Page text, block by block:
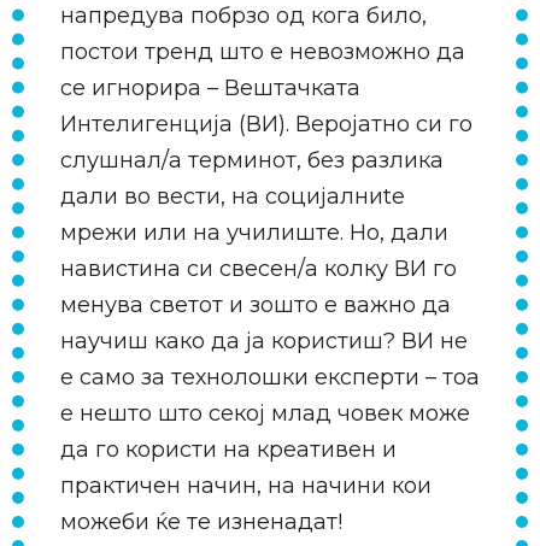
напредува побрзо од кога било,
постои тренд што е невозможно да
се игнорира – Вештачката
Интелигенција (ВИ). Веројатно си го
слушнал/а терминот, без разлика
дали во вести, на социјалниte
мрежи или на училиште. Но, дали
навистина си свесен/а колку ВИ го
менува светот и зошто е важно да
научиш како да ја користиш? ВИ не
е само за технолошки експерти – тоа
е нешто што секој млад човек може
да го користи на креативен и
практичен начин, на начини кои
можеби ќе те изненадат!